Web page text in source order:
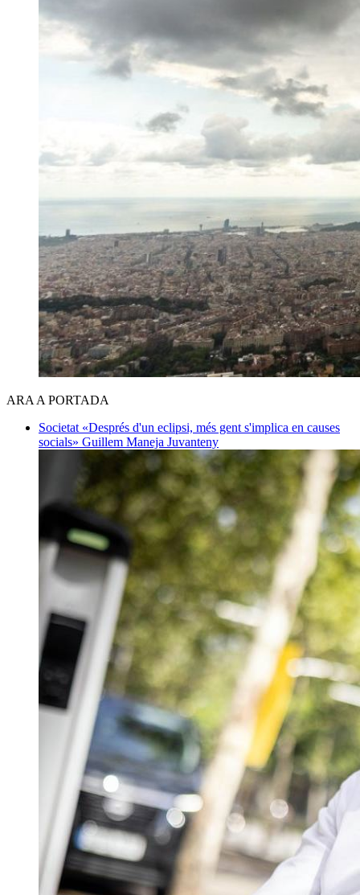
ARA A PORTADA
Societat «Després d'un eclipsi, més gent s'implica en causes
socials» Guillem Maneja Juvanteny